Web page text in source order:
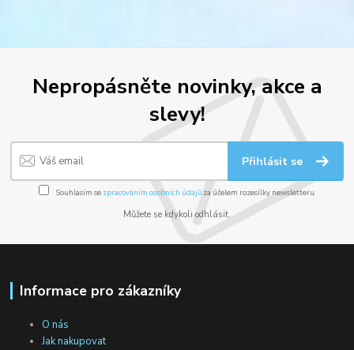
Nepropásněte novinky, akce a
slevy!
Přihlásit se
Souhlasím se zpracováním osobních údajůza účelem rozesílky newsletteru.
Můžete se kdykoli odhlásit.
Informace pro zákazníky
O nás
Jak nakupovat